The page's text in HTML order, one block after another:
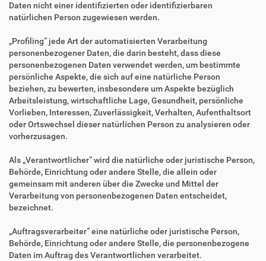
Daten nicht einer identifizierten oder identifizierbaren
natürlichen Person zugewiesen werden.
„Profiling“ jede Art der automatisierten Verarbeitung
personenbezogener Daten, die darin besteht, dass diese
personenbezogenen Daten verwendet werden, um bestimmte
persönliche Aspekte, die sich auf eine natürliche Person
beziehen, zu bewerten, insbesondere um Aspekte bezüglich
Arbeitsleistung, wirtschaftliche Lage, Gesundheit, persönliche
Vorlieben, Interessen, Zuverlässigkeit, Verhalten, Aufenthaltsort
oder Ortswechsel dieser natürlichen Person zu analysieren oder
vorherzusagen.
Als „Verantwortlicher“ wird die natürliche oder juristische Person,
Behörde, Einrichtung oder andere Stelle, die allein oder
gemeinsam mit anderen über die Zwecke und Mittel der
Verarbeitung von personenbezogenen Daten entscheidet,
bezeichnet.
„Auftragsverarbeiter“ eine natürliche oder juristische Person,
Behörde, Einrichtung oder andere Stelle, die personenbezogene
Daten im Auftrag des Verantwortlichen verarbeitet.